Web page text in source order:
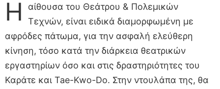
Η
αίθουσα του Θεάτρου & Πολεμικών
Τεχνών, είναι ειδικά διαμορφωμένη με
αφρόδες πάτωμα, για την ασφαλή ελεύθερη
κίνηση, τόσο κατά την διάρκεια θεατρικών
εργαστηρίων όσο και στις δραστηριότητες του
Καράτε και Tae-Kwo-Do. Στην ντουλάπα της, θα